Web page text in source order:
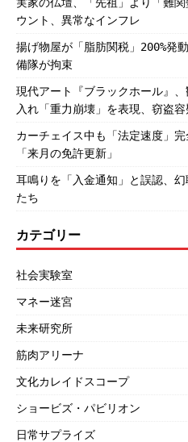
ウント、異常なインフレ
揚げ物屋が「脂肪関税」200%発
備隊が拘束
現代アート『ブラックホール』
入れ「重力崩壊」を表現、窃盗
カーチェイス中も「法定速度」
「来月の免許更新」
耳鳴りを「入金通知」と誤認、
たち
カテゴリー
社会実験室
マネー迷宮
未来研究所
筋肉アリーナ
文化カレイドスコープ
ショービズ・パビリオン
日常サプライズ